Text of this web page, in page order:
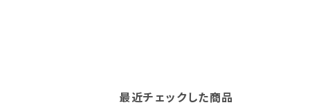
最近チェックした商品